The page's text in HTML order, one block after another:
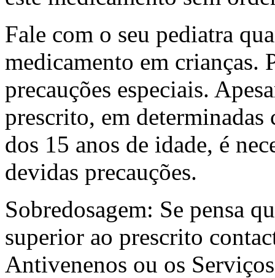
Fale com o seu pediatra
medicamento em crianças.
precauções especiais.
prescrito, em
dos 15 anos de idade, é
devidas precauções.
Sobredosagem: Se pensa
superior ao prescrito
Antivenenos ou os